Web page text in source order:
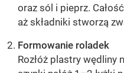
oraz sól i pieprz.
aż składniki stworzą
Formowanie roladek
Rozłóż plastry wędliny